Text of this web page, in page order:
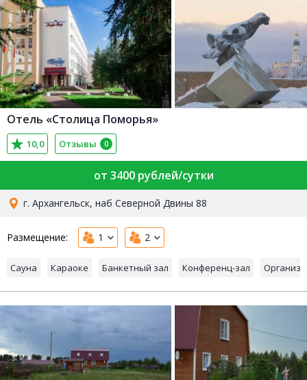
Отель «Столица Поморья»
10,0 Отзывы 0
от 3400 рублей/сутки
г. Архангельск, наб Северной Двины 88
Размещение: 1 2
Сауна Караоке Банкетный зал Конференц-зал